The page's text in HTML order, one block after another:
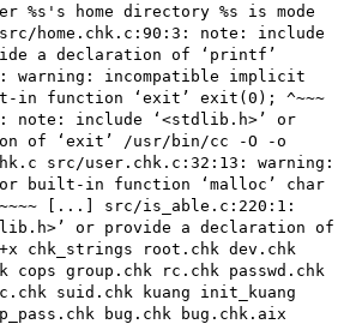
%s's home directory %s is mode
home.chk.c:90:3: note: include
a declaration of ‘printf’
warning: incompatible implicit
in function ‘exit’ exit(0); ^~~~
note: include ‘<stdlib.h>’ or
of ‘exit’ /usr/bin/cc -O -o
src/user.chk.c:32:13: warning:
built-in function ‘malloc’ char
[...] src/is_able.c:220:1:
or provide a declaration of
chk_strings root.chk dev.chk
cops group.chk rc.chk passwd.chk
suid.chk kuang init_kuang
bug.chk bug.chk.aix